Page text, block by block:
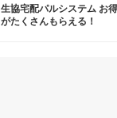
生協宅配パルシステム お
がたくさんもらえる！